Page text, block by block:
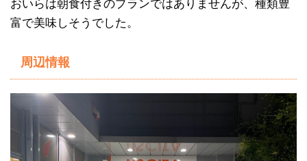
おいらは朝食付きのプランではありませんが、種類豊
富で美味しそうでした。
周辺情報